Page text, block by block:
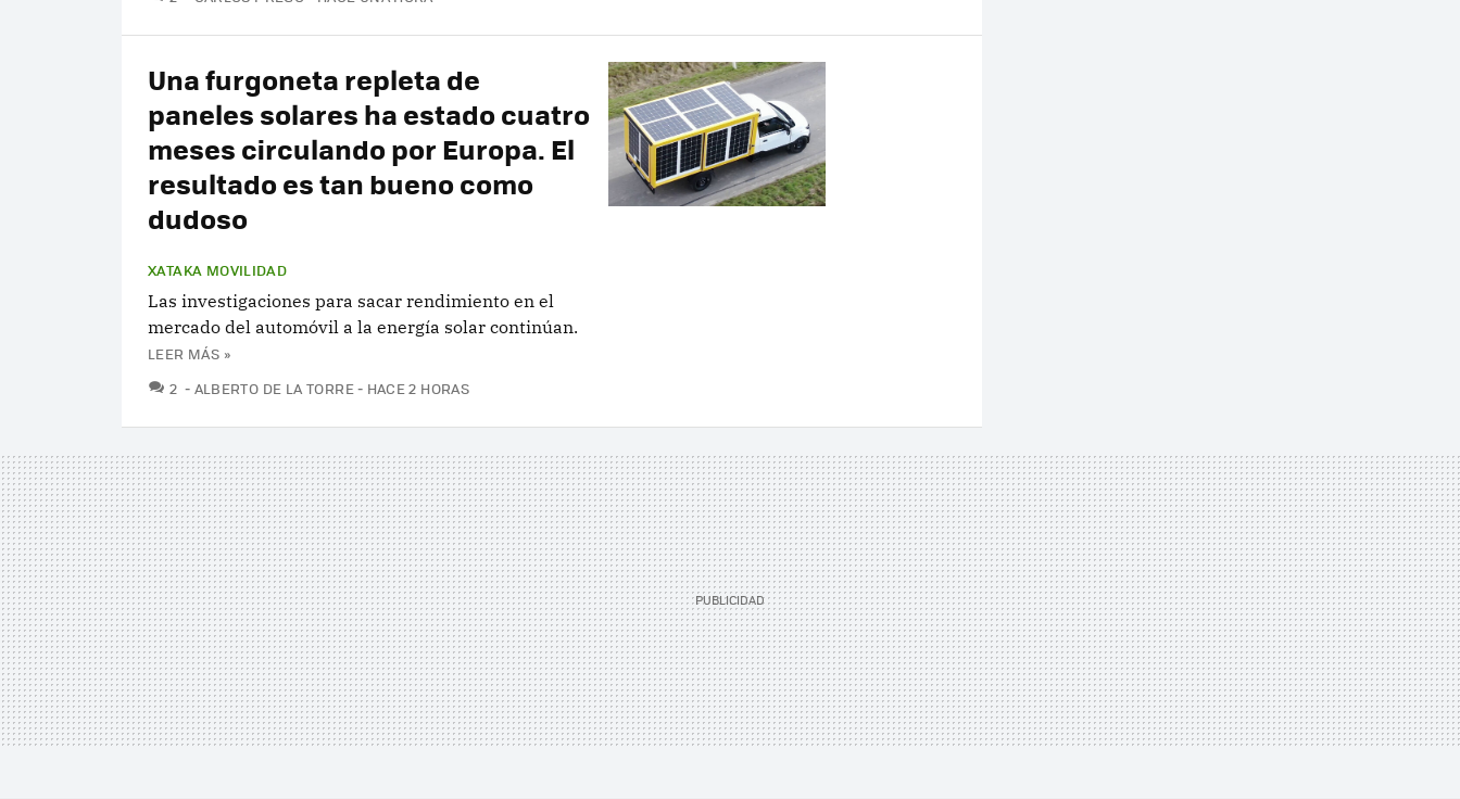
Una furgoneta repleta de
paneles solares ha estado cuatro
meses circulando por Europa. El
resultado es tan bueno como
dudoso
XATAKA MOVILIDAD
Las investigaciones para sacar rendimiento en el
mercado del automóvil a la energía solar continúan.
LEER MÁS »
2 COMENTARIOS
ALBERTO DE LA TORRE HACE 2 HORAS